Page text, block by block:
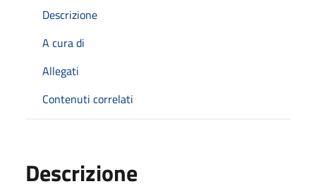
Descrizione
A cura di
Allegati
Contenuti correlati
Descrizione